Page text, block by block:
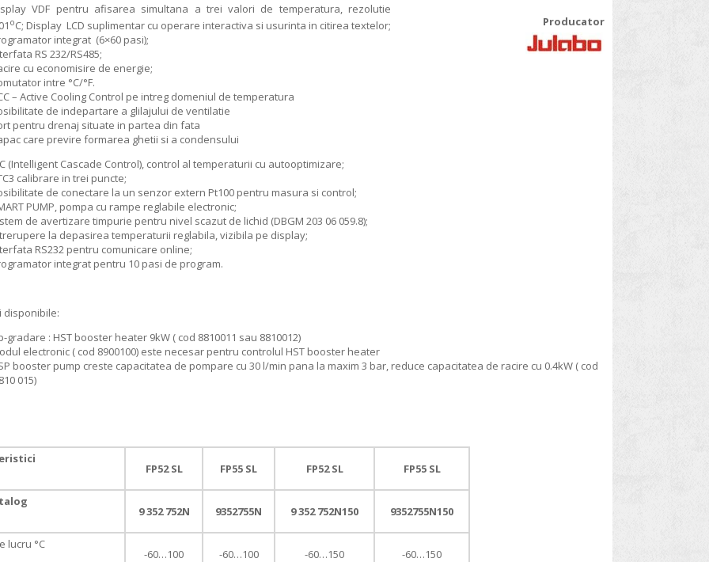
Producator
VDF pentru afisarea simultana a trei valori de temperatura, rezolutie
oC; Display LCD suplimentar cu operare interactiva si usurinta in citirea textelor;
integrat (6×60 pasi);
RS 232/RS485;
cu economisire de energie;
intre °C/°F.
– Active Cooling Control pe intreg domeniul de temperatura
de indepartare a glilajului de ventilatie
pentru drenaj situate in partea din fata
care previre formarea ghetii si a condensului
(Intelligent Cascade Control), control al temperaturii cu autooptimizare;
calibrare in trei puncte;
de conectare la un senzor extern Pt100 pentru masura si control;
PUMP, pompa cu rampe reglabile electronic;
de avertizare timpurie pentru nivel scazut de lichid (DBGM 203 06 059.8);
la depasirea temperaturii reglabila, vizibila pe display;
RS232 pentru comunicare online;
integrat pentru 10 pasi de program.
disponibile:
gradare : HST booster heater 9kW ( cod 8810011 sau 8810012)
electronic ( cod 8900100) este necesar pentru controlul HST booster heater
booster pump creste capacitatea de pompare cu 30 l/min pana la maxim 3 bar, reduce capacitatea de racire cu 0.4kW ( cod
015)
FP52 SL FP55 SL FP52 SL FP55 SL
9 352 752N 9352755N 9 352 752N150 9352755N150
lucru °C
-60…100 -60…100 -60…150 -60…150